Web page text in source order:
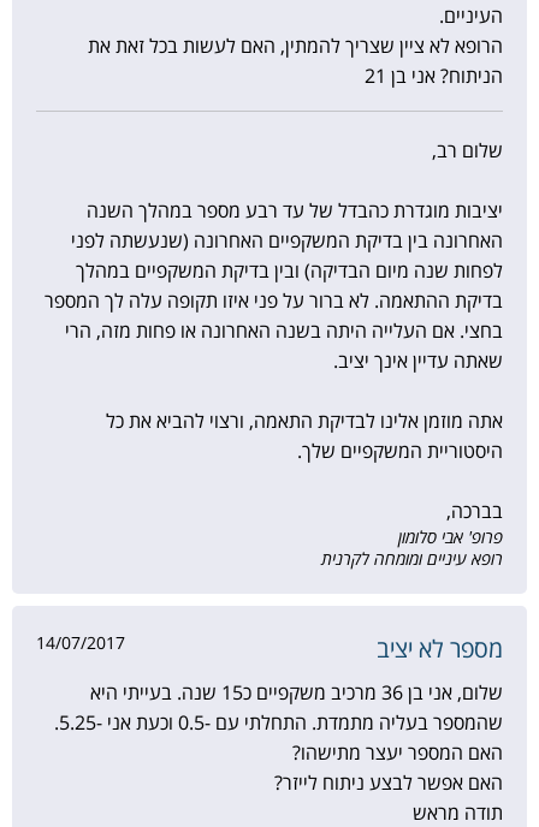
העיניים.
הרופא לא ציין שצריך להמתין, האם לעשות בכל זאת את
הניתוח? אני בן 21
שלום רב,
יציבות מוגדרת כהבדל של עד רבע מספר במהלך השנה
האחרונה בין בדיקת המשקפיים האחרונה (שנעשתה לפני
לפחות שנה מיום הבדיקה) ובין בדיקת המשקפיים במהלך
בדיקת ההתאמה. לא ברור על פני איזו תקופה עלה לך המספר
בחצי. אם העלייה היתה בשנה האחרונה או פחות מזה, הרי
שאתה עדיין אינך יציב.
אתה מוזמן אלינו לבדיקת התאמה, ורצוי להביא את כל
היסטוריית המשקפיים שלך.
בברכה,
פרופ' אבי סלומון
רופא עיניים ומומחה לקרנית
מספר לא יציב 14/07/2017
שלום, אני בן 36 מרכיב משקפיים כ15 שנה. בעייתי היא
שהמספר בעליה מתמדת. התחלתי עם -0.5 וכעת אני -5.25.
האם המספר יעצר מתישהו?
האם אפשר לבצע ניתוח לייזר?
תודה מראש